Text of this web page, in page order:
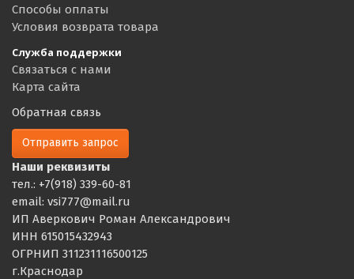
Способы оплаты
Условия возврата товара
Служба поддержки
Связаться с нами
Карта сайта
Обратная связь
Отправить запрос
Наши реквизиты
тел.: +7(918) 339-60-81
email: vsi777@mail.ru
ИП Аверкович Роман Александрович
ИНН 615015432943
ОГРНИП 311231116500125
г.Краснодар